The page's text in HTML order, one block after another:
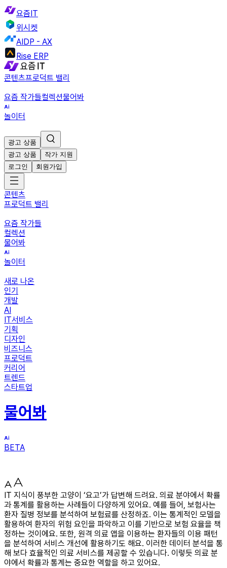
요즘IT
위시켓
AIDP - AX
Rise ERP
콘텐츠프로덕트 밸리
요즘 작가들컬렉션물어봐
놀이터
광고 상품
광고 상품
작가 지원
로그인
회원가입
콘텐츠
프로덕트 밸리
요즘 작가들
컬렉션
물어봐
놀이터
새로 나온
인기
개발
AI
IT서비스
기획
디자인
비즈니스
프로덕트
커리어
트렌드
스타트업
물어봐
BETA
IT 지식이 풍부한 고양이 ‘요고’가 답변해 드려요. 의료 분야에서 확률
과 통계를 활용하는 사례들이 다양하게 있어요. 예를 들어, 보험사는
환자 질병 정보를 분석하여 보험료를 산정하죠. 이는 통계적인 모델을
활용하여 환자의 위험 요인을 파악하고 이를 기반으로 보험 요율을 책
정하는 것이에요. 또한, 원격 의료 앱을 이용하는 환자들의 이용 패턴
을 분석하여 서비스 개선에 활용하기도 해요. 이러한 데이터 분석을 통
해 보다 효율적인 의료 서비스를 제공할 수 있습니다. 이렇듯 의료 분
야에서 확률과 통계는 중요한 역할을 하고 있어요.